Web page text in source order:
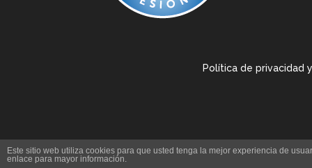
Política de privacidad
Este sitio web utiliza cookies para que usted tenga la mejor experiencia de
enlace para mayor información.